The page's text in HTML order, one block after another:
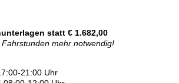
statt € 1.682,00
mehr notwendig!
21:00 Uhr